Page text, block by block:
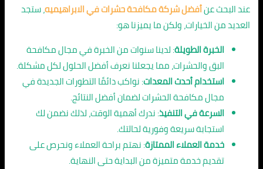
عند البحث عنأفضل شركة مكافحة حشرات في الابراهيميه، ستجد
العديد من الخيارات، ولكن ما يميزنا هو:
الخبرة الطويلة: لدينا سنوات من الخبرة في مجال مكافحة
البق والحشرات، مما يجعلنا نعرف أفضل الحلول لكل مشكلة.
استخدام أحدث المعدات: نواكب دائمًا التطورات الجديدة في
مجال مكافحة الحشرات لضمان أفضل النتائج.
السرعة في التنفيذ: ندرك أهمية الوقت، لذلك نضمن لك
استجابة سريعة وفورية لحالتك.
خدمة العملاء الممتازة: نهتم براحة العملاء ونحرص على
تقديم خدمة متميزة من البداية حتى النهاية.